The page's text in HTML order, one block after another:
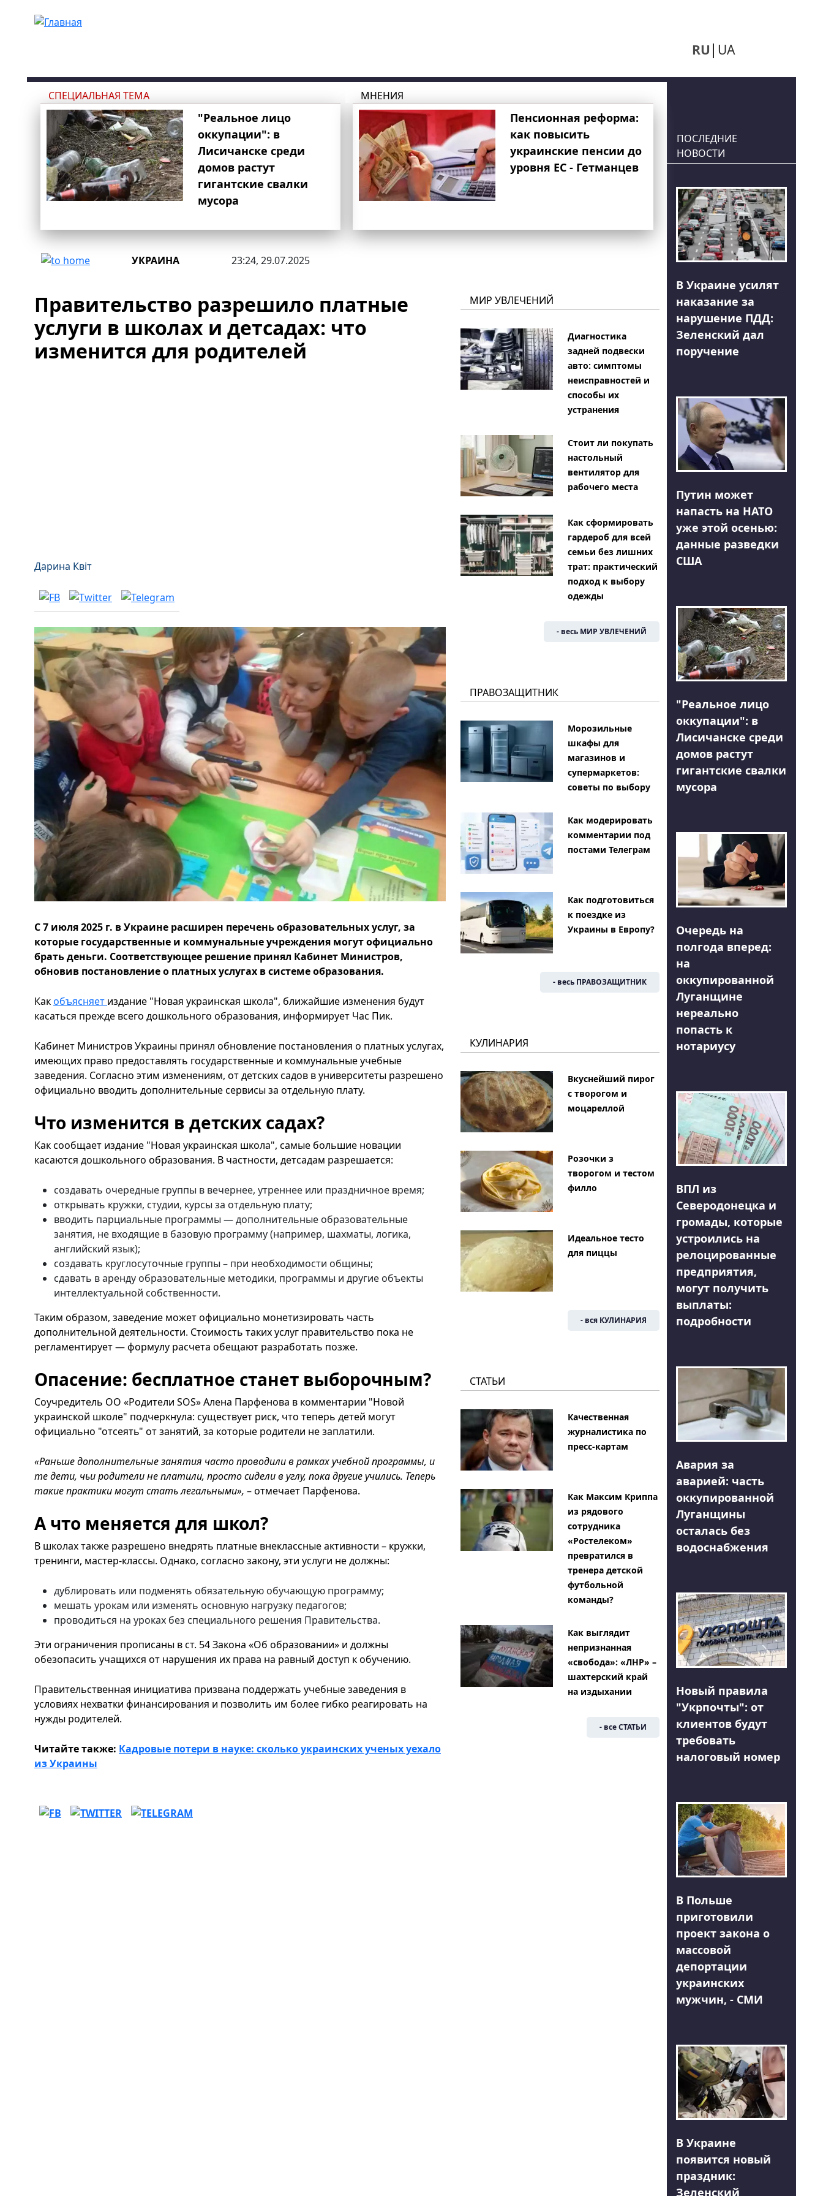
RU UA
СПЕЦИАЛЬНАЯ ТЕМА
"Реальное лицо
оккупации": в
Лисичанске среди
домов растут
гигантские свалки
мусора
МНЕНИЯ
Пенсионная реформа:
как повысить
украинские пенсии до
уровня ЕС - Гетманцев
УКРАИНА 23:24, 29.07.2025
Правительство разрешило платные
услуги в школах и детсадах: что
изменится для родителей
Дарина Квіт
С 7 июля 2025 г. в Украине расширен перечень образовательных услуг, за
которые государственные и коммунальные учреждения могут официально
брать деньги. Соответствующее решение принял Кабинет Министров,
обновив постановление о платных услугах в системе образования.
Какобъясняет издание "Новая украинская школа", ближайшие изменения будут
касаться прежде всего дошкольного образования, информирует Час Пик.
Кабинет Министров Украины принял обновление постановления о платных услугах,
имеющих право предоставлять государственные и коммунальные учебные
заведения. Согласно этим изменениям, от детских садов в университеты разрешено
официально вводить дополнительные сервисы за отдельную плату.
Что изменится в детских садах?
Как сообщает издание "Новая украинская школа", самые большие новации
касаются дошкольного образования. В частности, детсадам разрешается:
создавать очередные группы в вечернее, утреннее или праздничное время;
открывать кружки, студии, курсы за отдельную плату;
вводить парциальные программы — дополнительные образовательные
занятия, не входящие в базовую программу (например, шахматы, логика,
английский язык);
создавать круглосуточные группы – при необходимости общины;
сдавать в аренду образовательные методики, программы и другие объекты
интеллектуальной собственности.
Таким образом, заведение может официально монетизировать часть
дополнительной деятельности. Стоимость таких услуг правительство пока не
регламентирует — формулу расчета обещают разработать позже.
Опасение: бесплатное станет выборочным?
Соучредитель ОО «Родители SOS» Алена Парфенова в комментарии "Новой
украинской школе" подчеркнула: существует риск, что теперь детей могут
официально "отсеять" от занятий, за которые родители не заплатили.
«Раньше дополнительные занятия часто проводили в рамках учебной программы, и
те дети, чьи родители не платили, просто сидели в углу, пока другие учились. Теперь
такие практики могут стать легальными», – отмечает Парфенова.
А что меняется для школ?
В школах также разрешено внедрять платные внеклассные активности – кружки,
тренинги, мастер-классы. Однако, согласно закону, эти услуги не должны:
дублировать или подменять обязательную обучающую программу;
мешать урокам или изменять основную нагрузку педагогов;
проводиться на уроках без специального решения Правительства.
Эти ограничения прописаны в ст. 54 Закона «Об образовании» и должны
обезопасить учащихся от нарушения их права на равный доступ к обучению.
Правительственная инициатива призвана поддержать учебные заведения в
условиях нехватки финансирования и позволить им более гибко реагировать на
нужды родителей.
Читайте также: Кадровые потери в науке: сколько украинских ученых уехало
из Украины
МИР УВЛЕЧЕНИЙ
Диагностика
задней подвески
авто: симптомы
неисправностей и
способы их
устранения
Стоит ли покупать
настольный
вентилятор для
рабочего места
Как сформировать
гардероб для всей
семьи без лишних
трат: практический
подход к выбору
одежды
- весь МИР УВЛЕЧЕНИЙ
ПРАВОЗАЩИТНИК
Морозильные
шкафы для
магазинов и
супермаркетов:
советы по выбору
Как модерировать
комментарии под
постами Телеграм
Как подготовиться
к поездке из
Украины в Европу?
- весь ПРАВОЗАЩИТНИК
КУЛИНАРИЯ
Вкуснейший пирог
с творогом и
моцареллой
Розочки з
творогом и тестом
филло
Идеальное тесто
для пиццы
- вся КУЛИНАРИЯ
СТАТЬИ
Качественная
журналистика по
пресс-картам
Как Максим Криппа
из рядового
сотрудника
«Ростелеком»
превратился в
тренера детской
футбольной
команды?
Как выглядит
непризнанная
«свобода»: «ЛНР» –
шахтерский край
на издыхании
- все СТАТЬИ
ПОСЛЕДНИЕ
НОВОСТИ
В Украине усилят
наказание за
нарушение ПДД:
Зеленский дал
поручение
Путин может
напасть на НАТО
уже этой осенью:
данные разведки
США
"Реальное лицо
оккупации": в
Лисичанске среди
домов растут
гигантские свалки
мусора
Очередь на
полгода вперед:
на
оккупированной
Луганщине
нереально
попасть к
нотариусу
ВПЛ из
Северодонецка и
громады, которые
устроились на
релоцированные
предприятия,
могут получить
выплаты:
подробности
Авария за
аварией: часть
оккупированной
Луганщины
осталась без
водоснабжения
Новый правила
"Укрпочты": от
клиентов будут
требовать
налоговый номер
В Польше
приготовили
проект закона о
массовой
депортации
украинских
мужчин, - СМИ
В Украине
появится новый
праздник:
Зеленский